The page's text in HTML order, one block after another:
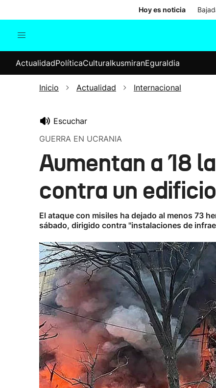
Hoy es noticia
Internacional
Elecciones
ActualidadPolíticaCulturaIkusmiranEguraldia
Inicio Actualidad Internacional
Escuchar
GUERRA EN UCRANIA
Aumentan a 18
contra un
El ataque con misiles ha dejado al menos 73
sábado, dirigido contra "instalaciones de